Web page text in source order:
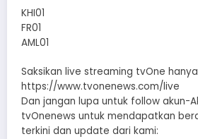
KHI01
FR01
AML01
Saksikan live streaming tvOne
https://www.tvonenews.com/live
Dan jangan lupa untuk follow akun-
tvOnenews untuk mendapatkan
terkini dan update dari kami: